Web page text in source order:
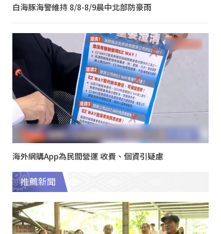
白海豚海警維持 8/8-8/9晨中北部防豪雨
海外網購App為民間營運 收費、個資引疑慮
推薦新聞